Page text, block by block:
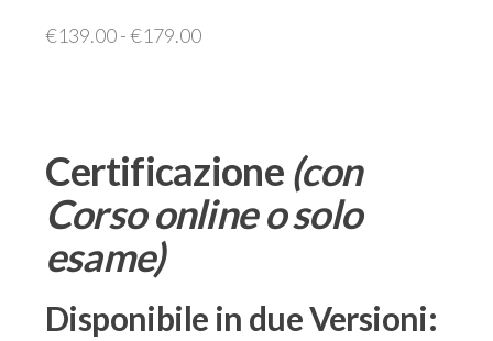
€139.00-€179.00Fascia
€139.00
a
€179.00
Certificazione(con
Corso online o solo
esame)
Disponibile in due Versioni: